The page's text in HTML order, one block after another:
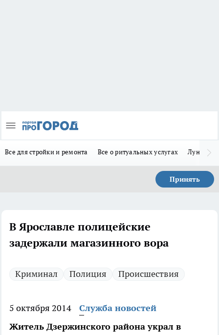
Все для стройки и ремонта Все о ритуальных услугах Лунно-
Принять
В Ярославле полицейские
задержали магазинного вора
Криминал Полиция Происшествия
5 октября 2014
Служба новостей
Житель Дзержинского района украл в